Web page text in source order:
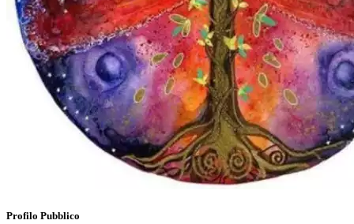
Profilo Pubblico